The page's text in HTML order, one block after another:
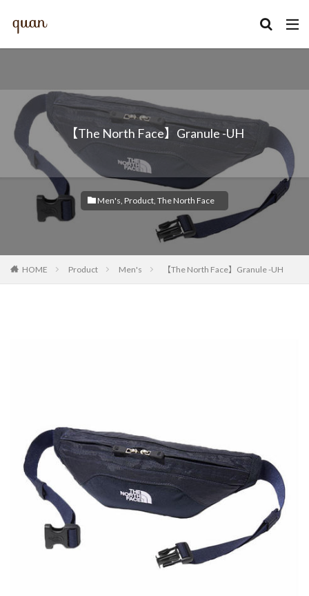
【The North Face】Granule -UH
Men's,Product,The North Face
HOME Product Men's 【The North Face】Granule -UH
検索